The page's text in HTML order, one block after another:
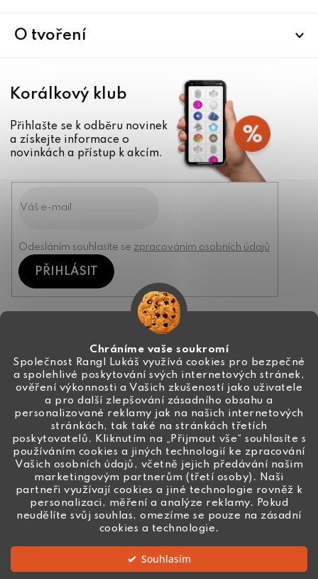
Chráníme vaše soukromí
Společnost Rangl Lukáš využívá cookies pro bezpečné
a spolehlivé poskytování svých internetových stránek,
ověření výkonnosti a Vašich zkušeností jako uživatele
a pro další zlepšování zásadního obsahu a
personalizované reklamy jak na našich internetových
stránkách, tak také na stránkách třetích
poskytovatelů. Kliknutím na „Přijmout vše“ souhlasíte s
používáním cookies a jiných technologií ke zpracování
Vašich osobních údajů, včetně jejich předávání našim
marketingovým partnerům (třetí osoby). Naši
partneři využívají cookies a jiné technologie rovněž k
personalizaci, měření a analýze reklamy. Pokud
neudělíte svůj souhlas, omezíme se pouze na zásadní
cookies a technologie.
Souhlasím
O tvoření
Korálkový klub
Přihlašte se k odběru novinek
a získejte informace o
novinkách a přístup k akcím.
Odesláním souhlasíte se zpracováním osobních údajů
PŘIHLÁSIT
info@ceske-koralky.cz
+420 774 444 191